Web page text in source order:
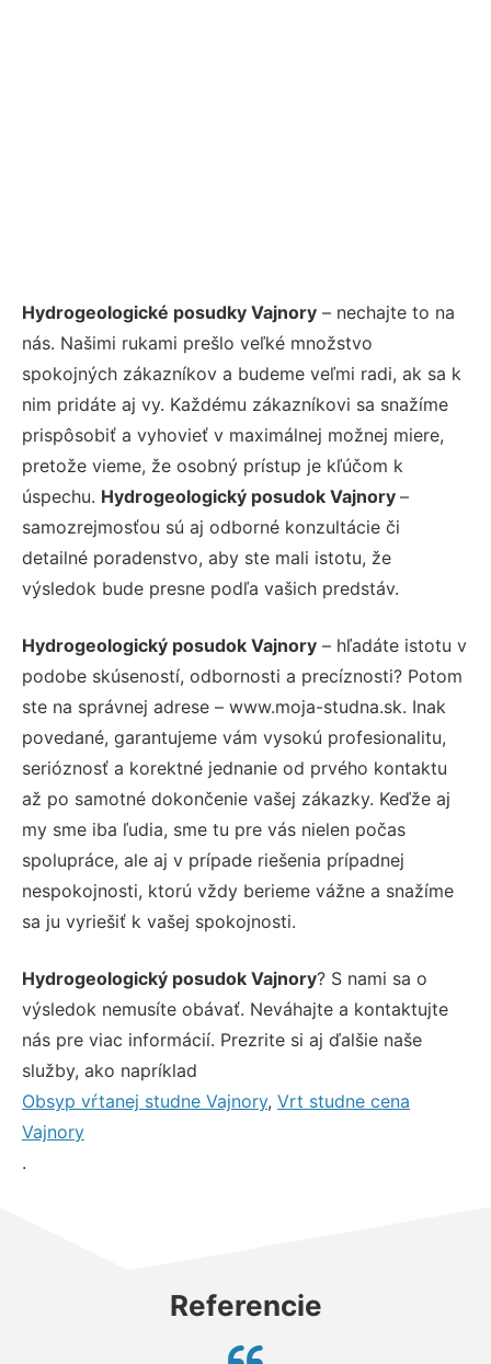
Hydrogeologické posudky Vajnory – nechajte to na
nás. Našimi rukami prešlo veľké množstvo
spokojných zákazníkov a budeme veľmi radi, ak sa k
nim pridáte aj vy. Každému zákazníkovi sa snažíme
prispôsobiť a vyhovieť v maximálnej možnej miere,
pretože vieme, že osobný prístup je kľúčom k
úspechu. Hydrogeologický posudok Vajnory –
samozrejmosťou sú aj odborné konzultácie či
detailné poradenstvo, aby ste mali istotu, že
výsledok bude presne podľa vašich predstáv.
Hydrogeologický posudok Vajnory – hľadáte istotu v
podobe skúseností, odbornosti a precíznosti? Potom
ste na správnej adrese – www.moja-studna.sk. Inak
povedané, garantujeme vám vysokú profesionalitu,
serióznosť a korektné jednanie od prvého kontaktu
až po samotné dokončenie vašej zákazky. Keďže aj
my sme iba ľudia, sme tu pre vás nielen počas
spolupráce, ale aj v prípade riešenia prípadnej
nespokojnosti, ktorú vždy berieme vážne a snažíme
sa ju vyriešiť k vašej spokojnosti.
Hydrogeologický posudok Vajnory? S nami sa o
výsledok nemusíte obávať. Neváhajte a kontaktujte
nás pre viac informácií. Prezrite si aj ďalšie naše
služby, ako napríklad
Obsyp vŕtanej studne Vajnory, Vrt studne cena
Vajnory
.
Referencie